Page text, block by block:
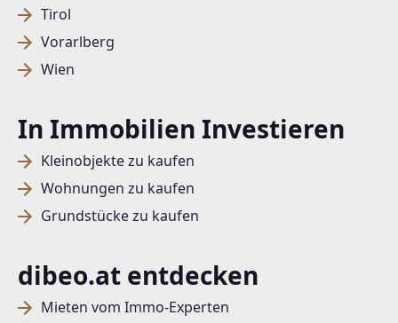
Tirol
Vorarlberg
Wien
In Immobilien Investieren
Kleinobjekte zu kaufen
Wohnungen zu kaufen
Grundstücke zu kaufen
dibeo.at entdecken
Mieten vom Immo-Experten